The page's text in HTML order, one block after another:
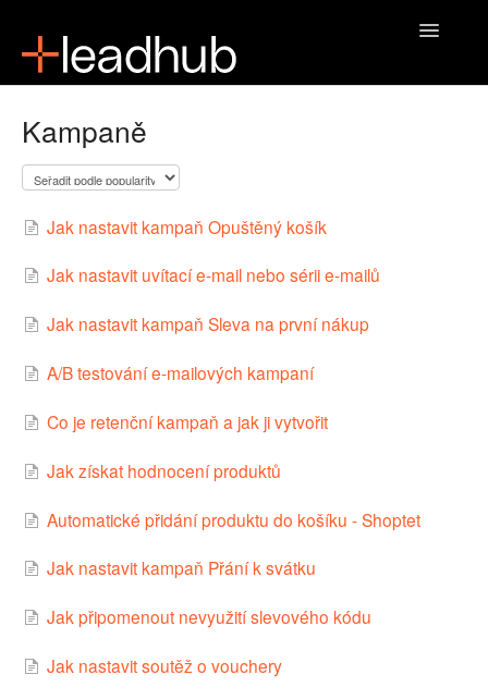
Toggle
Kampaně
Jak nastavit kampaň Opuštěný košík
Jak nastavit uvítací e-mail nebo sérii e-mailů
Jak nastavit kampaň Sleva na první nákup
A/B testování e-mailových kampaní
Co je retenční kampaň a jak ji vytvořit
Jak získat hodnocení produktů
Automatické přidání produktu do košíku - Shoptet
Jak nastavit kampaň Přání k svátku
Jak připomenout nevyužití slevového kódu
Jak nastavit soutěž o vouchery